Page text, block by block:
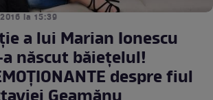
la 15:39
a lui Marian Ionescu
născut băiețelul!
despre fiul